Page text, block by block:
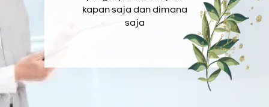
kapan saja dan dimana
saja